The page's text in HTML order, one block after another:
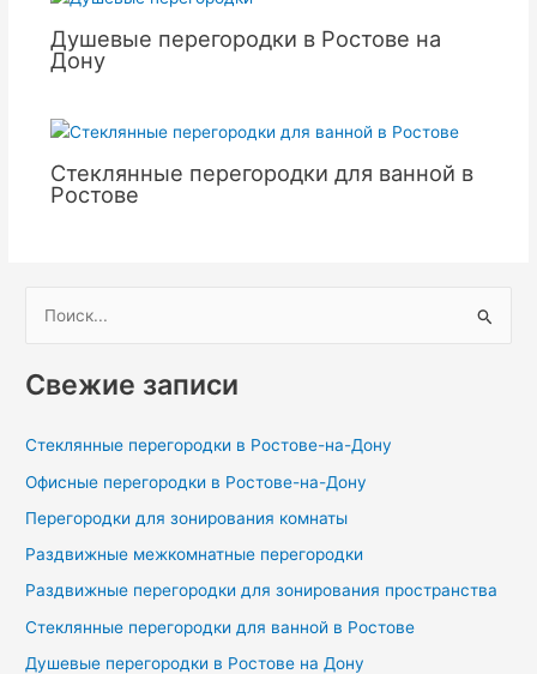
Душевые перегородки в Ростове на
Дону
Стеклянные перегородки для ванной в
Ростове
и
к
:
Свежие записи
Стеклянные перегородки в Ростове-на-Дону
Офисные перегородки в Ростове-на-Дону
Перегородки для зонирования комнаты
Раздвижные межкомнатные перегородки
Раздвижные перегородки для зонирования пространства
Стеклянные перегородки для ванной в Ростове
Душевые перегородки в Ростове на Дону